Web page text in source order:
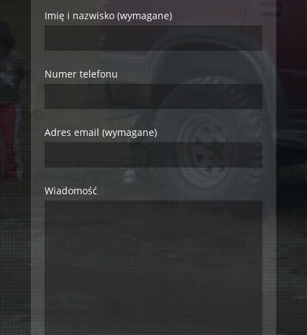
Imię i nazwisko (wymagane)
Numer telefonu
Adres email (wymagane)
Wiadomość